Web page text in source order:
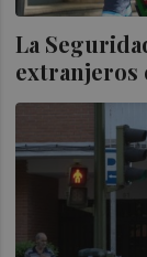
La
extranjeros